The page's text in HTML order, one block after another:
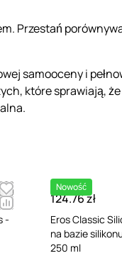
Przestań
samooceny i
które sprawiają,
-
Nowość
124.76 zł
Eros Classic
na bazie
250 ml